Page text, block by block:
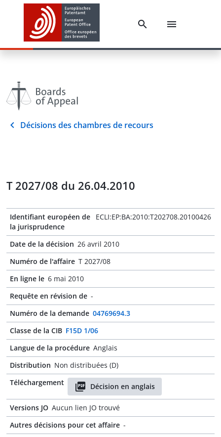
Décisions des chambres de recours
T 2027/08 du 26.04.2010
Identifiant européen de
la jurisprudence
ECLI:EP:BA:2010:T202708.20100426
Date de la décision 26 avril 2010
Numéro de l'affaire T 2027/08
En ligne le 6 mai 2010
Requête en révision de -
Numéro de la demande 04769694.3
Classe de la CIB F15D 1/06
Langue de la procédure Anglais
Distribution Non distribuées (D)
Téléchargement
Décision en anglais
Versions JO Aucun lien JO trouvé
Autres décisions pour cet affaire -